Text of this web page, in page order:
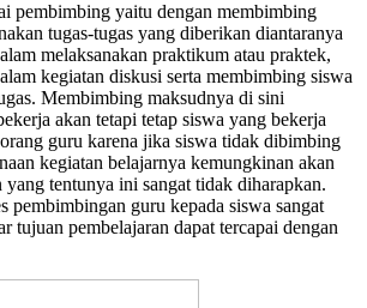
pembimbing yaitu dengan membimbing
tugas-tugas yang diberikan diantaranya
melaksanakan praktikum atau praktek,
kegiatan diskusi serta membimbing siswa
Membimbing maksudnya di sini
akan tetapi tetap siswa yang bekerja
guru karena jika siswa tidak dibimbing
kegiatan belajarnya kemungkinan akan
tentunya ini sangat tidak diharapkan.
pembimbingan guru kepada siswa sangat
tujuan pembelajaran dapat tercapai dengan